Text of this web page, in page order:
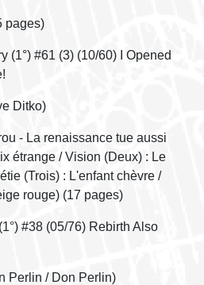
pages)
(1°) #61 (3) (10/60) I Opened
Ditko)
- La renaissance tue aussi
étrange / Vision (Deux) : Le
(Trois) : L'enfant chèvre /
rouge) (17 pages)
#38 (05/76) Rebirth Also
Perlin / Don Perlin)